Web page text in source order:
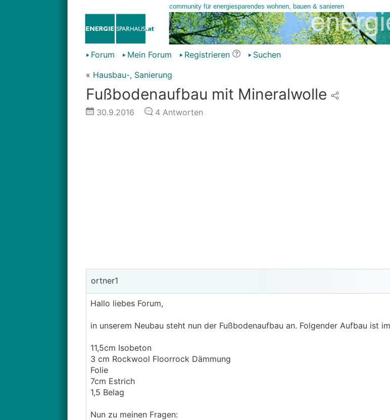
Forum Mein Forum Registrieren
Suchen
« Hausbau-, Sanierung
Fußbodenaufbau mit Mineralwolle
30.9.2016 4Antworten
ortner1
Hallo liebes Forum,
in unserem Neubau steht nun der Fußbodenaufbau an. Folgender Aufbau ist
11,5cm Isobeton
3 cm Rockwool Floorrock Dämmung
Folie
7cm Estrich
1,5 Belag
Nun zu meinen Fragen: